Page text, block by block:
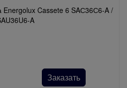
Energolux Cassete 6 SAС36С6-A /
A
Заказать